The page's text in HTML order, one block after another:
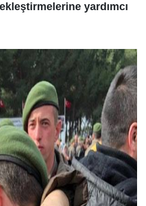
yardımcı